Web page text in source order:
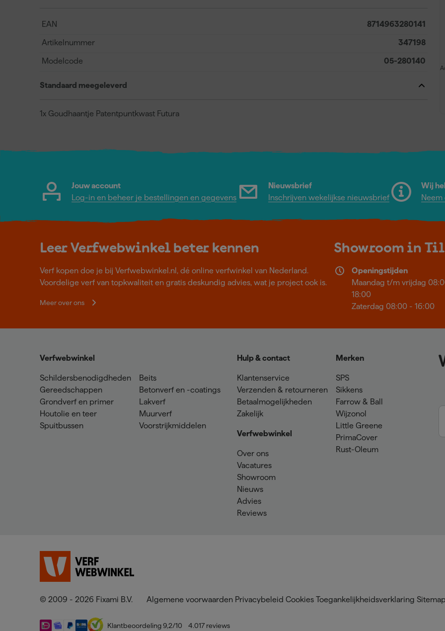
EAN 8714963280141
Artikelnummer 347198
Modelcode 05-280140
Standaard meegeleverd
1x Goudhaantje Patentpuntkwast Futura
Jouw account
Log-in en beheer je bestellingen en gegevens
Nieuwsbrief
Inschrijven wekelijkse nieuwsbrief
Wij
Leer Verfwebwinkel beter kennen
Verf kopen doe je bij Verfwebwinkel.nl, dé online verfwinkel van Nederland.
Voordelige verf van topkwaliteit en gratis deskundig advies, wat je project ook is.
Meer over ons
Showroom in
Openingstijden
Maandag t/m vrijdag
18:00
Zaterdag 08:00 - 16:00
Verfwebwinkel
Schildersbenodigdheden
Gereedschappen
Grondverf en primer
Houtolie en teer
Spuitbussen
Beits
Betonverf en -coatings
Lakverf
Muurverf
Voorstrijkmiddelen
Hulp & contact
Klantenservice
Verzenden & retourneren
Betaalmogelijkheden
Zakelijk
Verfwebwinkel
Over ons
Vacatures
Showroom
Nieuws
Advies
Reviews
Merken
SPS
Sikkens
Farrow & Ball
Wijzonol
Little Greene
PrimaCover
Rust-Oleum
© 2009 - 2026 Fixami B.V. Algemene voorwaarden Privacybeleid Cookies Toegankelijkheidsverklaring Sitemap
Klantbeoordeling9,2/10 4.017 reviews